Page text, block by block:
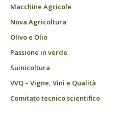
Macchine Agricole
Nova Agricoltura
Olivo e Olio
Passione in verde
Suinicoltura
VVQ – Vigne, Vini e Qualità
Comitato tecnico scientifico